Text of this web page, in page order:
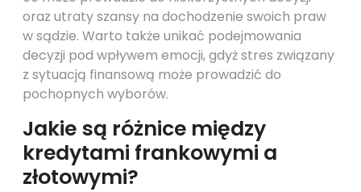
oraz utraty szansy na dochodzenie swoich praw
w sądzie. Warto także unikać podejmowania
decyzji pod wpływem emocji, gdyż stres związany
z sytuacją finansową może prowadzić do
pochopnych wyborów.
Jakie są różnice między
kredytami frankowymi a
złotowymi?